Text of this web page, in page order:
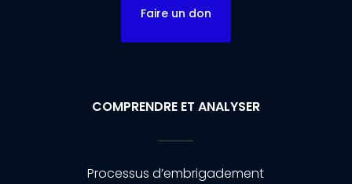
Faire un don
COMPRENDRE ET ANALYSER
Processus d’embrigadement